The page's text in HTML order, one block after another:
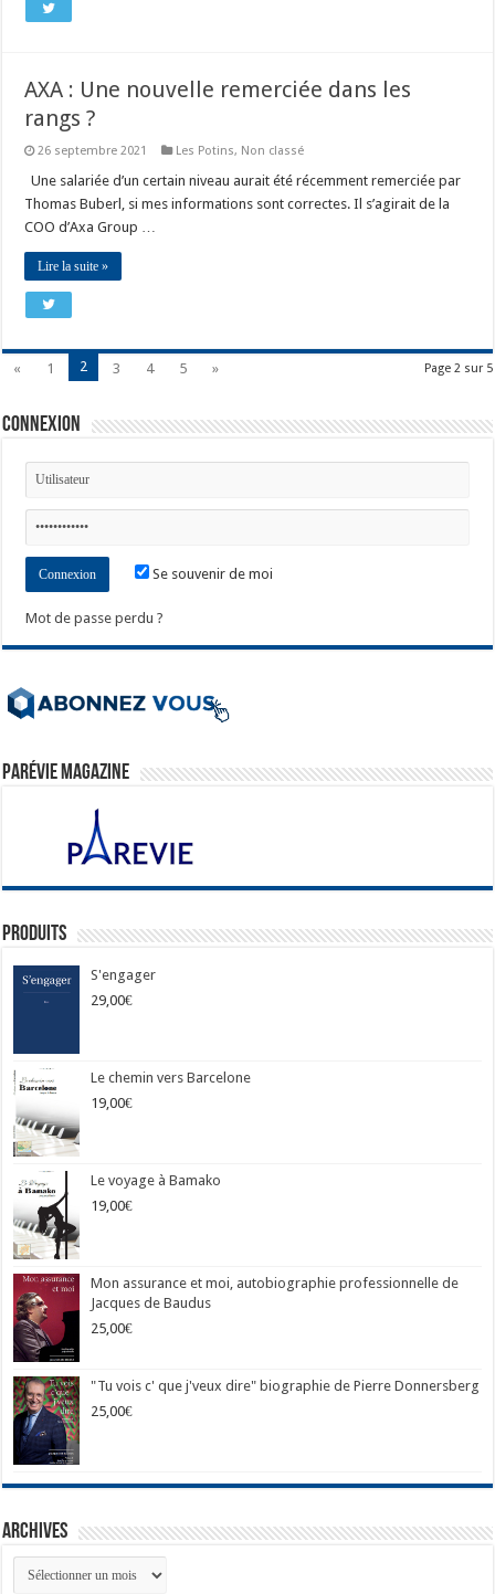
AXA : Une nouvelle remerciée dans les
rangs ?
26 septembre 2021 Les Potins, Non classé
Une salariée d’un certain niveau aurait été récemment remerciée par
Thomas Buberl, si mes informations sont correctes. Il s’agirait de la
COO d’Axa Group …
Lire la suite »
Page 2 sur 5
« 1 2 3 4 5 »
Connexion
Se souvenir de moi
Mot de passe perdu ?
ParéVie Magazine
Produits
S'engager
29,00€
Le chemin vers Barcelone
19,00€
Le voyage à Bamako
19,00€
Mon assurance et moi, autobiographie professionnelle de
Jacques de Baudus
25,00€
"Tu vois c' que j'veux dire" biographie de Pierre Donnersberg
25,00€
Archives
Archives